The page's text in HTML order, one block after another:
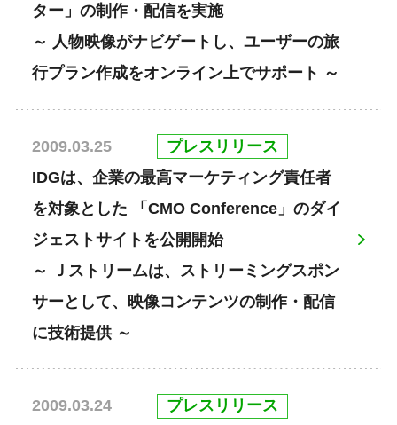
ター」の制作・配信を実施
～ 人物映像がナビゲートし、ユーザーの旅
行プラン作成をオンライン上でサポート ～
2009.03.25
プレスリリース
IDGは、企業の最高マーケティング責任者
を対象とした 「CMO Conference」のダイ
ジェストサイトを公開開始
～ Ｊストリームは、ストリーミングスポン
サーとして、映像コンテンツの制作・配信
に技術提供 ～
2009.03.24
プレスリリース